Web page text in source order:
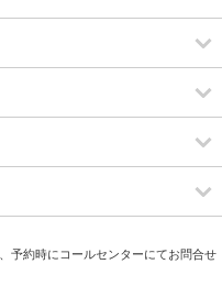
予約時にコールセンターにてお問合せ